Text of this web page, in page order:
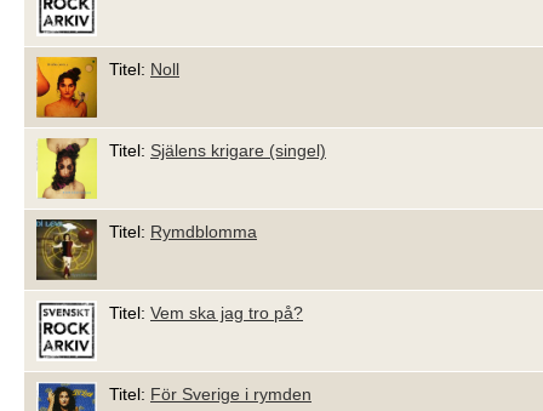
Titel: Noll
Titel: Själens krigare (singel)
Titel: Rymdblomma
Titel: Vem ska jag tro på?
Titel: För Sverige i rymden